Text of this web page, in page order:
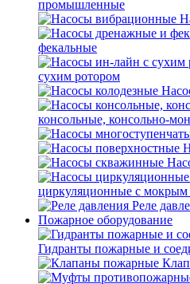
промышленные
фекальные
сухим ротором
консольные, консольно-
циркуляционные с мокрым
Реле
Пожарное оборудование
Гидранты пожарные и